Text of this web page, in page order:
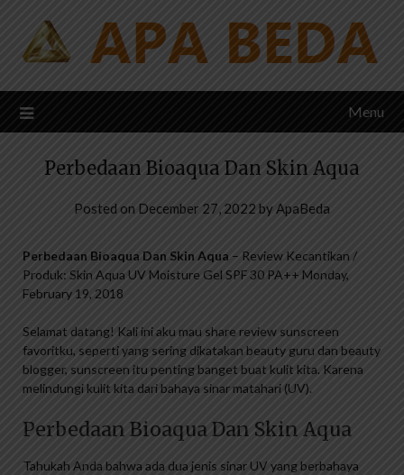
content
Menu
Perbedaan Bioaqua Dan Skin Aqua
Posted on December 27, 2022 byApaBeda
Perbedaan Bioaqua Dan Skin Aqua – Review Kecantikan /
Produk: Skin Aqua UV Moisture Gel SPF 30 PA++ Monday,
February 19, 2018
Selamat datang! Kali ini aku mau share review sunscreen
favoritku, seperti yang sering dikatakan beauty guru dan beauty
blogger, sunscreen itu penting banget buat kulit kita. Karena
melindungi kulit kita dari bahaya sinar matahari (UV).
Perbedaan Bioaqua Dan Skin Aqua
Tahukah Anda bahwa ada dua jenis sinar UV yang berbahaya